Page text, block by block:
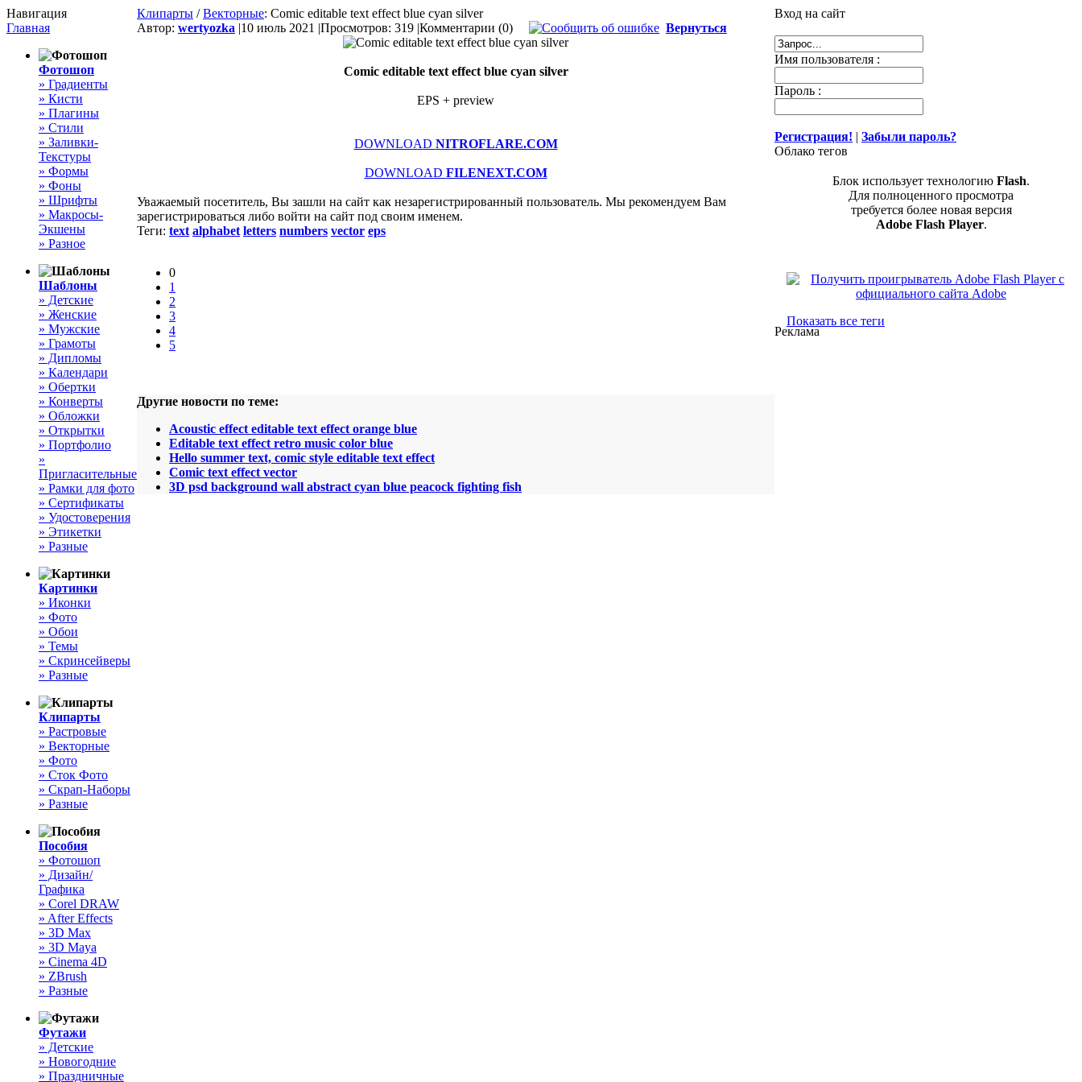
Навигация
Главная
Фотошоп
» Градиенты
» Кисти
» Плагины
» Стили
» Заливки-
Текстуры
» Формы
» Фоны
» Шрифты
» Макросы-
Экшены
» Разное
Шаблоны
» Детские
» Женские
» Мужские
» Грамоты
» Дипломы
» Календари
» Обертки
» Конверты
» Обложки
» Открытки
» Портфолио
»
Пригласительные
» Рамки для фото
» Сертификаты
» Удостоверения
» Этикетки
» Разные
Картинки
» Иконки
» Фото
» Обои
» Темы
» Скринсейверы
» Разные
Клипарты
» Растровые
» Векторные
» Фото
» Сток Фото
» Скрап-Наборы
» Разные
Пособия
» Фотошоп
» Дизайн/
Графика
» Corel DRAW
» After Effects
» 3D Max
» 3D Maya
» Cinema 4D
» ZBrush
» Разные
Футажи
» Детские
» Новогодние
» Праздничные
Клипарты /Векторные: Comic editable text effect blue cyan silver
Автор: wertyozka |10 июль 2021 |Просмотров: 319 |Комментарии (0) Вернуться
Comic editable text effect blue cyan silver
EPS + preview
DOWNLOAD NITROFLARE.COM
DOWNLOAD FILENEXT.COM
Уважаемый посетитель, Вы зашли на сайт как незарегистрированный пользователь. Мы рекомендуем Вам
зарегистрироваться либо войти на сайт под своим именем.
Теги: text alphabet letters numbers vector eps
0
1
2
3
4
5
Другие новости по теме:
Acoustic effect editable text effect orange blue
Editable text effect retro music color blue
Hello summer text, comic style editable text effect
Comic text effect vector
3D psd background wall abstract cyan blue peacock fighting fish
Вход на сайт
Имя пользователя :
Пароль :
Регистрация! | Забыли пароль?
Облако тегов
Блок использует технологию Flash.
Для полноценного просмотра
требуется более новая версия
Adobe Flash Player.
Показать все теги
Реклама